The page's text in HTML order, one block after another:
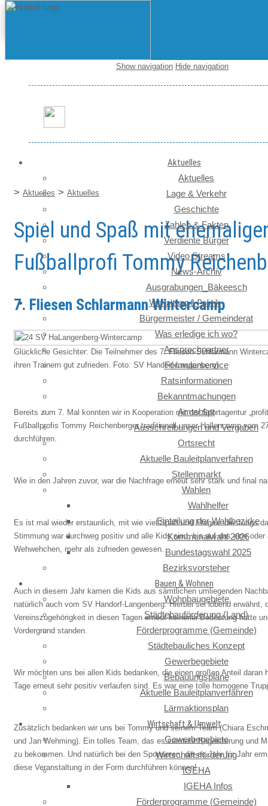
Show navigation Hide navigation
Aktuelles
Aktuelles
Lage & Verkehr
Geschichte
Zahlen & Fakten
Verdiente Bürger
Video Streams
News-Archiv
Ausgrabungen_Bäkeesch
Verwaltung & Politik
Bürgermeister / Gemeinderat
Was erledige ich wo?
Ansprechpartner
Formularservice
Ratsinformationen
Bekanntmachungen
Amtsblatt
Ausschreibungen und Vergaben
Ortsrecht
Aktuelle Bauleitplanverfahren
Stellenmarkt
Wahlen
Wahlhelfer
Einteilung der Wahlbezirke
Kommunalwahl 2026
Bundestagswahl 2025
Bezirksvorsteher
Bauen & Wohnen
Wohnbaugebiete
Städtebauförderung (Land)
Förderprogramme (Gemeinde)
Städtebauliches Konzept
Gewerbegebiete
Bebauungspläne
Aktuelle Bauleitplanverfahren
Lärmaktionsplan
Wirtschaft & Umwelt
Gewerbegebiete
Wirtschaftsförderung
IGEHA
IGEHA Infos
Förderprogramme (Gemeinde)
> Aktuelles > Aktuelles
Spiel und Spaß mit
Fußballprofi Tommy
7. Fliesen Schlarmann Wintercamp
Glückliche Gesichter: Die Teilnehmer des 7. Fliesen Schlarmann
ihren Trainern gut zufrieden. Foto: SV Handorf-Langenberg)
Bereits zum 7. Mal konnten wir in Kooperation mit der Sportagentur
Fußballprofis Tommy Reichenberger traditionell unser Hallencamp vom
durchführen.
Wie in den Jahren zuvor, war die Nachfrage erneut sehr stark und final
Es ist mal wieder erstaunlich, mit wie viel Spaß und Ehrgeiz die Jungs
Stimmung war durchweg positiv und alle Kids sind, bis auf das eine oder
Wehwehchen, mehr als zufrieden gewesen.
Auch in diesem Jahr kamen die Kids aus sämtlichen umliegenden
natürlich auch vom SV Handorf-Langenberg. Hierbei sei lobend erwähnt,
Vereinszugehörigkeit in diesen Tagen erneut keinerlei Bedeutung hatte
Vordergrund standen.
Wir möchten uns bei allen Kids bedanken, die einen großen Anteil daran
Tage erneut sehr positiv verlaufen sind. Es war eine tolle homogene
Zusätzlich bedanken wir uns bei Tommy und seinem Team (Chiara
und Jan Wehming). Ein tolles Team, das es versteht Begeisterung und
zu bekommen. Und natürlich bei den Sponsoren, die es Jahr für Jahr
diese Veranstaltung in der Form durchführen können!